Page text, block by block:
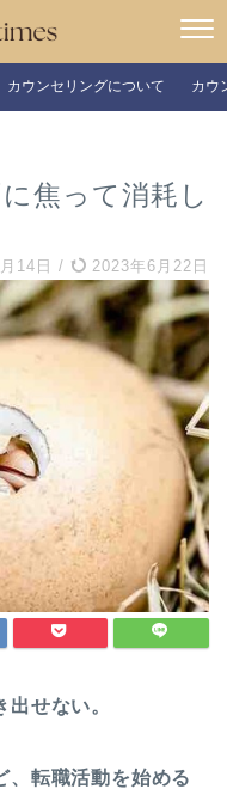
カウンセリングについて カウ
焦って消耗し
14日 / 2023年6月22日
せない。
、転職活動を始める